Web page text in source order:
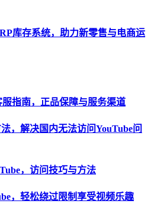
库存系统，助力新零售与电商运
指南，正品保障与服务渠道
，解决国内无法访问YouTube问
，访问技巧与方法
，轻松绕过限制享受视频乐趣